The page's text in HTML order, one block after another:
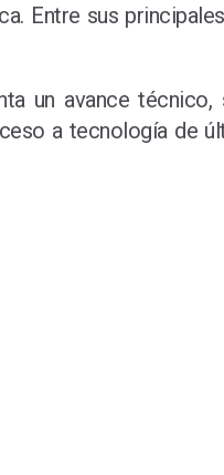
Entre sus
un avance
a tecnología de